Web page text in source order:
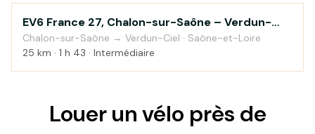
Au fil de l'eau
EV6 France 27, Chalon-sur-Saône – Verdun-
sur-le-Doubs
Chalon-sur-Saône → Verdun-Ciel · Saône-et-Loire
25 km · 1 h 43 · Intermédiaire
Louer un vélo près de